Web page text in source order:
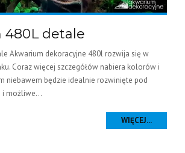
480L detale
Akwarium dekoracyjne 480l rozwija się w
Coraz więcej szczegółów nabiera kolorów i
niebawem będzie idealnie rozwinięte pod
i możliwe...
WIĘCEJ...